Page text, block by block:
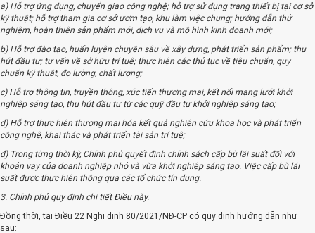
a) Hỗ trợ ứng dụng, chuyển giao công nghệ; hỗ trợ sử dụng trang thiết bị tại cơ sở
kỹ thuật; hỗ trợ tham gia cơ sở ươm tạo, khu làm việc chung; hướng dẫn thử
nghiệm, hoàn thiện sản phẩm mới, dịch vụ và mô hình kinh doanh mới;
b) Hỗ trợ đào tạo, huấn luyện chuyên sâu về xây dựng, phát triển sản phẩm; thu
hút đầu tư; tư vấn về sở hữu trí tuệ; thực hiện các thủ tục về tiêu chuẩn, quy
chuẩn kỹ thuật, đo lường, chất lượng;
c) Hỗ trợ thông tin, truyền thông, xúc tiến thương mại, kết nối mạng lưới khởi
nghiệp sáng tạo, thu hút đầu tư từ các quỹ đầu tư khởi nghiệp sáng tạo;
d) Hỗ trợ thực hiện thương mại hóa kết quả nghiên cứu khoa học và phát triển
công nghệ, khai thác và phát triển tài sản trí tuệ;
đ) Trong từng thời kỳ, Chính phủ quyết định chính sách cấp bù lãi suất đối với
khoản vay của doanh nghiệp nhỏ và vừa khởi nghiệp sáng tạo. Việc cấp bù lãi
suất được thực hiện thông qua các tổ chức tín dụng.
3. Chính phủ quy định chi tiết Điều này.
Đồng thời, tại Điều 22 Nghị định 80/2021/NĐ-CP có quy định hướng dẫn như
sau: